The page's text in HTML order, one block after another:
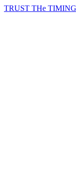
TRUST THe